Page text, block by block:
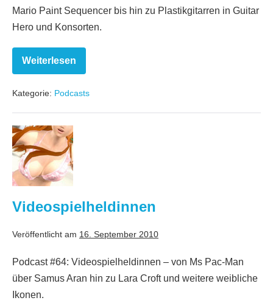
Mario Paint Sequencer bis hin zu Plastikgitarren in Guitar
Hero und Konsorten.
Weiterlesen
Musikspiele
Kategorie: Podcasts
Videospielheldinnen
Videospielheldinnen
Veröffentlicht am 16. September 2010
Podcast #64: Videospielheldinnen – von Ms Pac-Man
über Samus Aran hin zu Lara Croft und weitere weibliche
Ikonen.